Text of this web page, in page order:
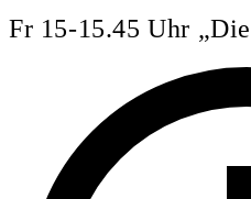
Fr 15-15.45 Uhr